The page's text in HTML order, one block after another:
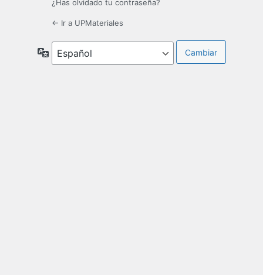
¿Has olvidado tu contraseña?
← Ir a UPMateriales
Idioma